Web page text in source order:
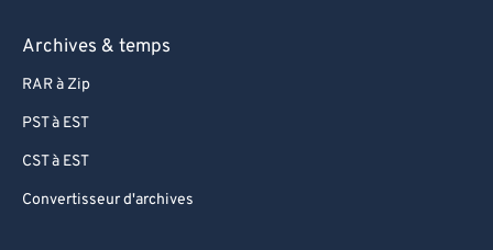
Archives & temps
RAR à Zip
PST à EST
CST à EST
Convertisseur d'archives